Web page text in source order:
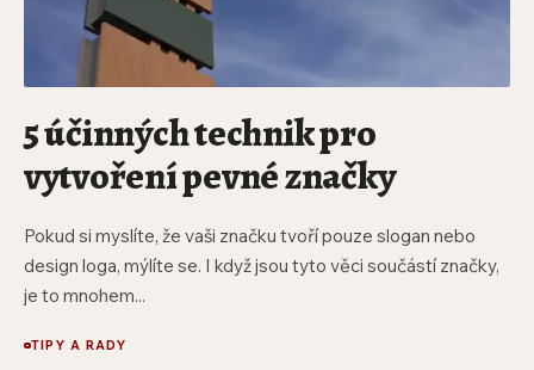
5 účinných technik pro
vytvoření pevné značky
Pokud si myslíte, že vaši značku tvoří pouze slogan nebo
design loga, mýlíte se. I když jsou tyto věci součástí značky,
je to mnohem...
TIPY A RADY